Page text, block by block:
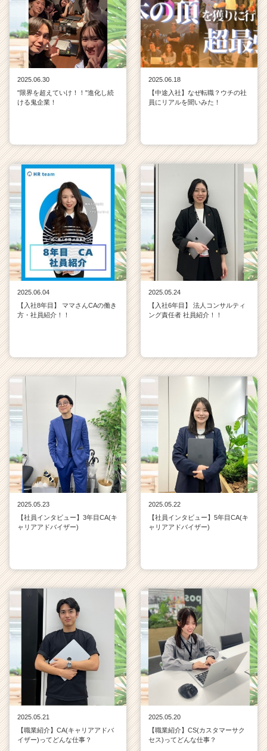
2025.06.30
"限界を超えていけ！！"進化し続
ける鬼企業！
2025.06.18
【中途入社】なぜ転職？ウチの社
員にリアルを聞いみた！
2025.06.04
【入社8年目】 ママさんCAの働き
方・社員紹介！！
2025.05.24
【入社6年目】 法人コンサルティ
ング責任者 社員紹介！！
2025.05.23
【社員インタビュー】3年目CA(キ
ャリアアドバイザー)
2025.05.22
【社員インタビュー】5年目CA(キ
ャリアアドバイザー)
2025.05.21
【職業紹介】CA(キャリアアドバ
イザー)ってどんな仕事？
2025.05.20
【職業紹介】CS(カスタマーサク
セス)ってどんな仕事？